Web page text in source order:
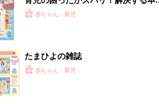
『ひよこクラブ 秋号』 4カ月～2才
赤ちゃん・育児
たまひよの雑誌
赤ちゃん・育児